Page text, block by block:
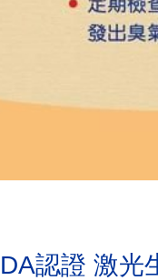
認證 激光